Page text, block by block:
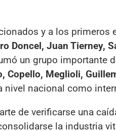
y a los primeros
Doncel, Juan Tierney,
un grupo
Copello, Meglioli,
nivel nacional como
de verificarse una
la industria